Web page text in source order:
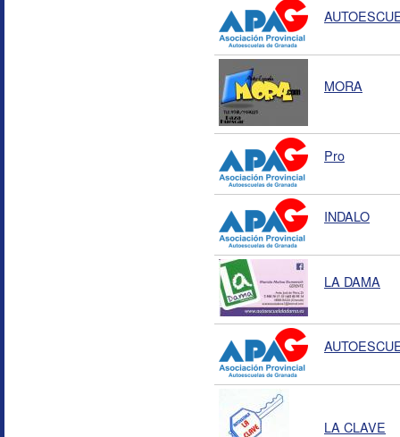
MORA
Pro
INDALO
LA DAMA
LA CLAVE